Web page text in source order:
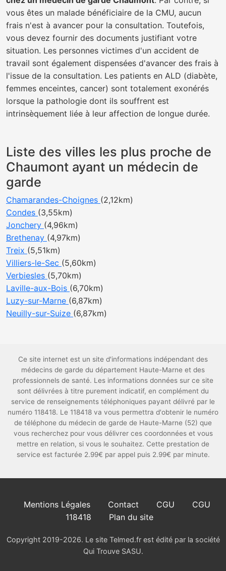
vous êtes un malade bénéficiaire de la CMU, aucun
frais n'est à avancer pour la consultation. Toutefois,
vous devez fournir des documents justifiant votre
situation. Les personnes victimes d'un accident de
travail sont également dispensées d'avancer des frais à
l'issue de la consultation. Les patients en ALD (diabète,
femmes enceintes, cancer) sont totalement exonérés
lorsque la pathologie dont ils souffrent est
intrinsèquement liée à leur affection de longue durée.
Liste des villes les plus proche de
Chaumont ayant un médecin de
garde
Chamarandes-Choignes (2,12km)
Condes (3,55km)
Jonchery (4,96km)
Brethenay (4,97km)
Treix (5,51km)
Villiers-le-Sec (5,60km)
Verbiesles (5,70km)
Laville-aux-Bois (6,70km)
Luzy-sur-Marne (6,87km)
Neuilly-sur-Suize (6,87km)
Ce site internet est un site d'informations indépendant des
médecins de garde du département Haute-Marne et des
professionnels de santé. Les informations données sur ce site
sont délivrées à titre purement indicatif, en complément du
service de renseignements téléphoniques payant délivré par le
numéro 118418. Le 118418 va vous permettra d'obtenir le numéro
de téléphone du médecin de garde de Haute-Marne (52) que
vous recherchez pour vous délivrer ces coordonnées et vous
mettre en relation, si vous le souhaitez. Cette prestation de
service est facturée 2.99€ par appel puis 2.99€ par minute.
Mentions Légales Contact CGU
CGU
118418
Plan du site
Copyright 2019-2026. Le site Telmed.fr est édité par la société
Qui Trouve SASU.